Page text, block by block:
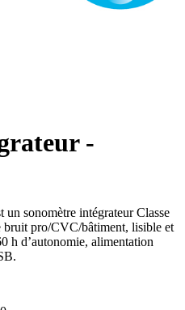
-
un sonomètre intégrateur Classe
bruit pro/CVC/bâtiment, lisible et
h d’autonomie, alimentation